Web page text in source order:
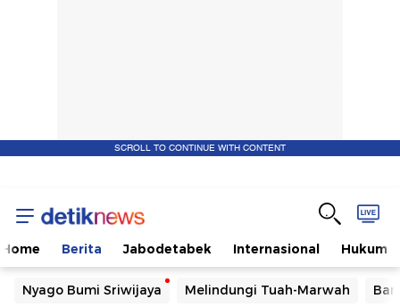
SCROLL TO CONTINUE WITH CONTENT
Home Berita Jabodetabek Internasional Hukum
Nyago Bumi Sriwijaya Melindungi Tuah-Marwah